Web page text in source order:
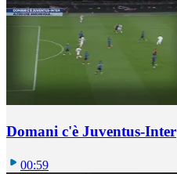
Domani c'è Juventus-Inter
00:59